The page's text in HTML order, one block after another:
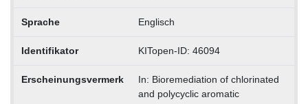
Sprache Englisch
Identifikator KITopen-ID: 46094
Erscheinungsvermerk
In: Bioremediation of chlorinated
and polycyclic aromatic